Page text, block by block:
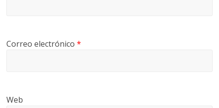
Correo electrónico*
Web